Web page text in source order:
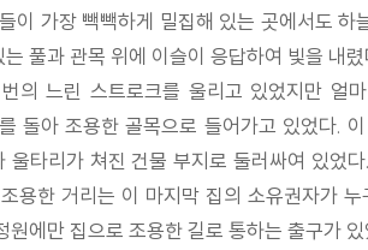
가장 빽빽하게 밀집해 있는 곳에서도
풀과 관목 위에 이슬이 응답하여 빛을 내렸
느린 스트로크를 울리고 있었지만 얼
돌아 조용한 골목으로 들어가고 있었다.
타리가 쳐진 건물 부지로 둘러싸여 있었
한 거리는 이 마지막 집의 소유권자가
에만 집으로 조용한 길로 통하는 출구가 있